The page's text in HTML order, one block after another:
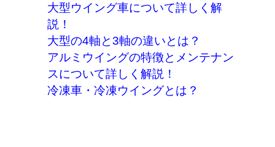
大型ウイング車について詳しく解
説！
大型の4軸と3軸の違いとは？
アルミウイングの特徴とメンテナン
スについて詳しく解説！
冷凍車・冷凍ウイングとは？